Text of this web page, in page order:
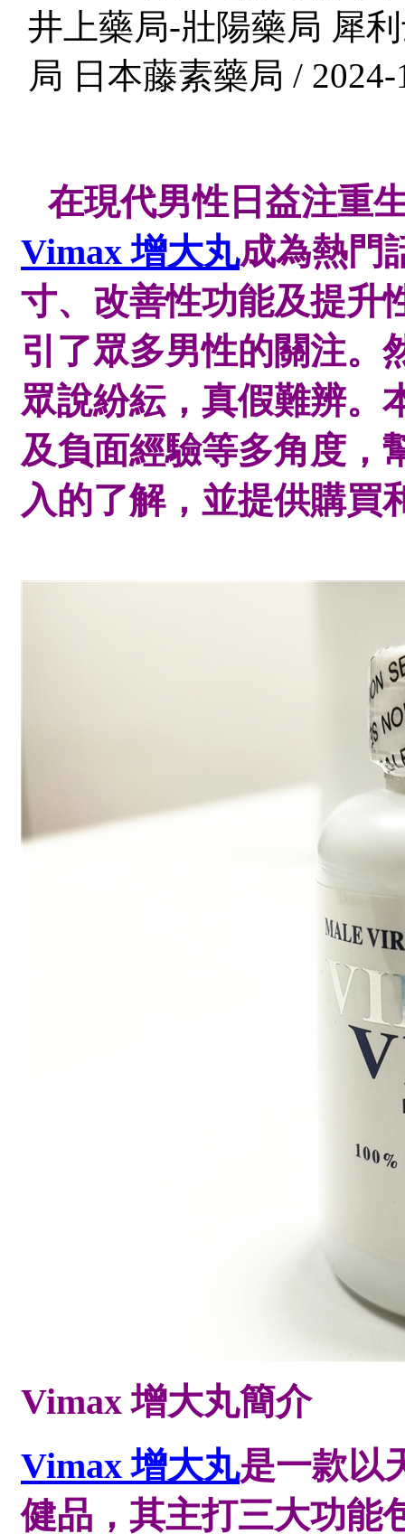
井上藥局-壯陽藥局 犀
局 日本藤素藥局 / 2024-
在現代男性日益注重
Vimax 增大丸成為熱門
寸、改善性功能及提升
引了眾多男性的關注。
眾說紛紜，真假難辨。
及負面經驗等多角度，
入的了解，並提供購
Vimax 增大丸簡介
Vimax 增大丸是一款以
健品，其主打三大功